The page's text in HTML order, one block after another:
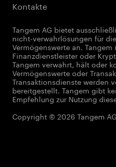
Kontakte
Tangem AG bietet
nicht-verwahrlösungen für
Vermögenswerte an.
Finanzdienstleister oder
Tangem verwahrt, hält oder
Vermögenswerte oder
Transaktionsdienste werden
bereitgestellt. Tangem gibt
Empfehlung zur Nutzung